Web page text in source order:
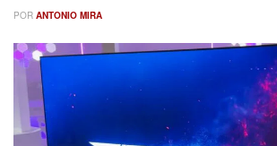
POR ANTONIO MIRA